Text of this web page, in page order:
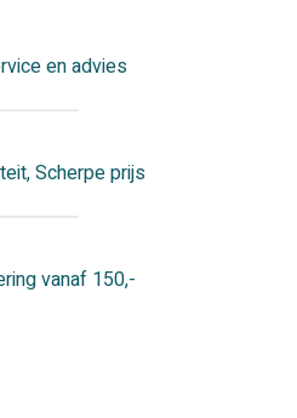
en advies
Scherpe prijs
vanaf 150,-